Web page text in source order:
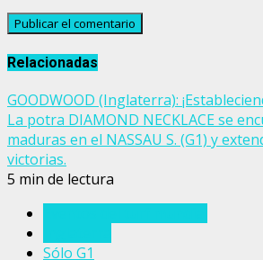
Relacionadas
GOODWOOD (Inglaterra):
La potra DIAMOND NECKLACE se
maduras en el NASSAU S. (G1) y
victorias.
5 min de lectura
Sólo G1